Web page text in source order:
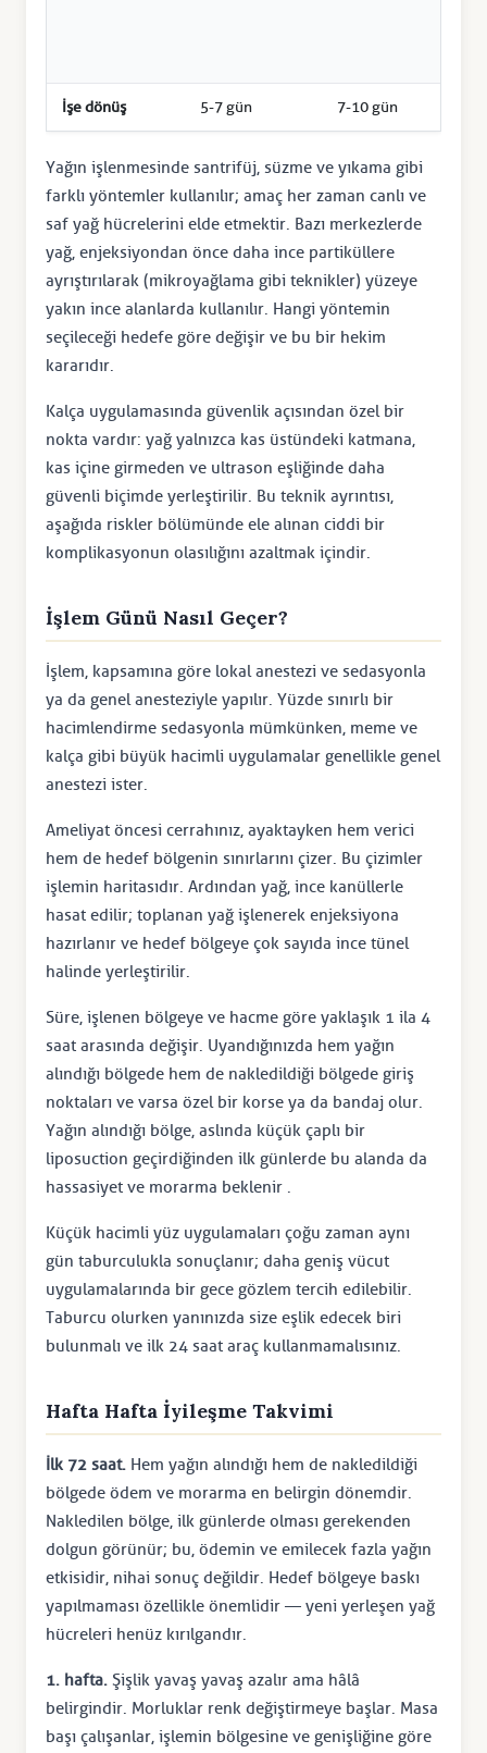
İşe dönüş 5-7 gün 7-10 gün
Yağın işlenmesinde santrifüj, süzme ve yıkama gibi
farklı yöntemler kullanılır; amaç her zaman canlı ve
saf yağ hücrelerini elde etmektir. Bazı merkezlerde
yağ, enjeksiyondan önce daha ince partiküllere
ayrıştırılarak (mikroyağlama gibi teknikler) yüzeye
yakın ince alanlarda kullanılır. Hangi yöntemin
seçileceği hedefe göre değişir ve bu bir hekim
kararıdır.
Kalça uygulamasında güvenlik açısından özel bir
nokta vardır: yağ yalnızca kas üstündeki katmana,
kas içine girmeden ve ultrason eşliğinde daha
güvenli biçimde yerleştirilir. Bu teknik ayrıntısı,
aşağıda riskler bölümünde ele alınan ciddi bir
komplikasyonun olasılığını azaltmak içindir.
İşlem Günü Nasıl Geçer?
İşlem, kapsamına göre lokal anestezi ve sedasyonla
ya da genel anesteziyle yapılır. Yüzde sınırlı bir
hacimlendirme sedasyonla mümkünken, meme ve
kalça gibi büyük hacimli uygulamalar genellikle genel
anestezi ister.
Ameliyat öncesi cerrahınız, ayaktayken hem verici
hem de hedef bölgenin sınırlarını çizer. Bu çizimler
işlemin haritasıdır. Ardından yağ, ince kanüllerle
hasat edilir; toplanan yağ işlenerek enjeksiyona
hazırlanır ve hedef bölgeye çok sayıda ince tünel
halinde yerleştirilir.
Süre, işlenen bölgeye ve hacme göre yaklaşık 1 ila 4
saat arasında değişir. Uyandığınızda hem yağın
alındığı bölgede hem de nakledildiği bölgede giriş
noktaları ve varsa özel bir korse ya da bandaj olur.
Yağın alındığı bölge, aslında küçük çaplı bir
liposuction geçirdiğinden ilk günlerde bu alanda da
hassasiyet ve morarma beklenir .
Küçük hacimli yüz uygulamaları çoğu zaman aynı
gün taburculukla sonuçlanır; daha geniş vücut
uygulamalarında bir gece gözlem tercih edilebilir.
Taburcu olurken yanınızda size eşlik edecek biri
bulunmalı ve ilk 24 saat araç kullanmamalısınız.
Hafta Hafta İyileşme Takvimi
İlk 72 saat. Hem yağın alındığı hem de nakledildiği
bölgede ödem ve morarma en belirgin dönemdir.
Nakledilen bölge, ilk günlerde olması gerekenden
dolgun görünür; bu, ödemin ve emilecek fazla yağın
etkisidir, nihai sonuç değildir. Hedef bölgeye baskı
yapılmaması özellikle önemlidir — yeni yerleşen yağ
hücreleri henüz kırılgandır.
1. hafta. Şişlik yavaş yavaş azalır ama hâlâ
belirgindir. Morluklar renk değiştirmeye başlar. Masa
başı çalışanlar, işlemin bölgesine ve genişliğine göre